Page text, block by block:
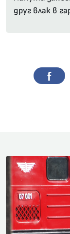
друг влак в